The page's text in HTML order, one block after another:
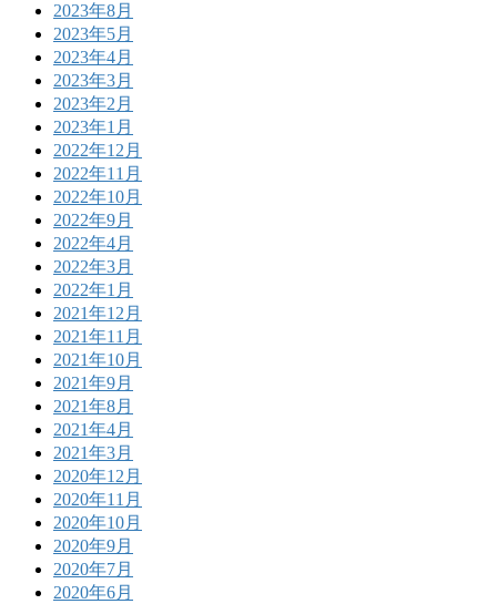
2023年8月
2023年5月
2023年4月
2023年3月
2023年2月
2023年1月
2022年12月
2022年11月
2022年10月
2022年9月
2022年4月
2022年3月
2022年1月
2021年12月
2021年11月
2021年10月
2021年9月
2021年8月
2021年4月
2021年3月
2020年12月
2020年11月
2020年10月
2020年9月
2020年7月
2020年6月